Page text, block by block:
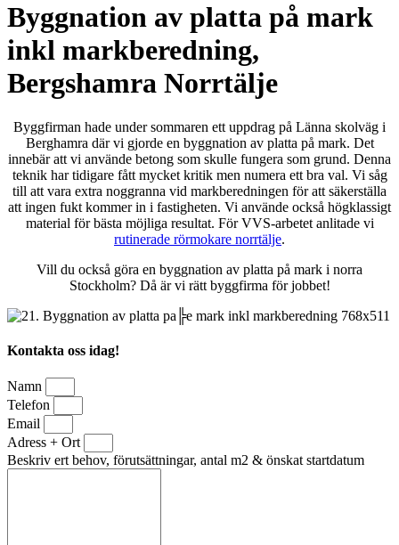
Byggnation av platta på mark
inkl markberedning,
Bergshamra Norrtälje
Byggfirman hade under sommaren ett uppdrag på Länna skolväg i
Berghamra där vi gjorde en byggnation av platta på mark. Det
innebär att vi använde betong som skulle fungera som grund. Denna
teknik har tidigare fått mycket kritik men numera ett bra val. Vi såg
till att vara extra noggranna vid markberedningen för att säkerställa
att ingen fukt kommer in i fastigheten. Vi använde också högklassigt
material för bästa möjliga resultat. För VVS-arbetet anlitade vi
rutinerade rörmokare norrtälje.
Vill du också göra en byggnation av platta på mark i norra
Stockholm? Då är vi rätt byggfirma för jobbet!
Kontakta oss idag!
Namn
Telefon
Email
Adress + Ort
Beskriv ert behov, förutsättningar, antal m2 & önskat startdatum